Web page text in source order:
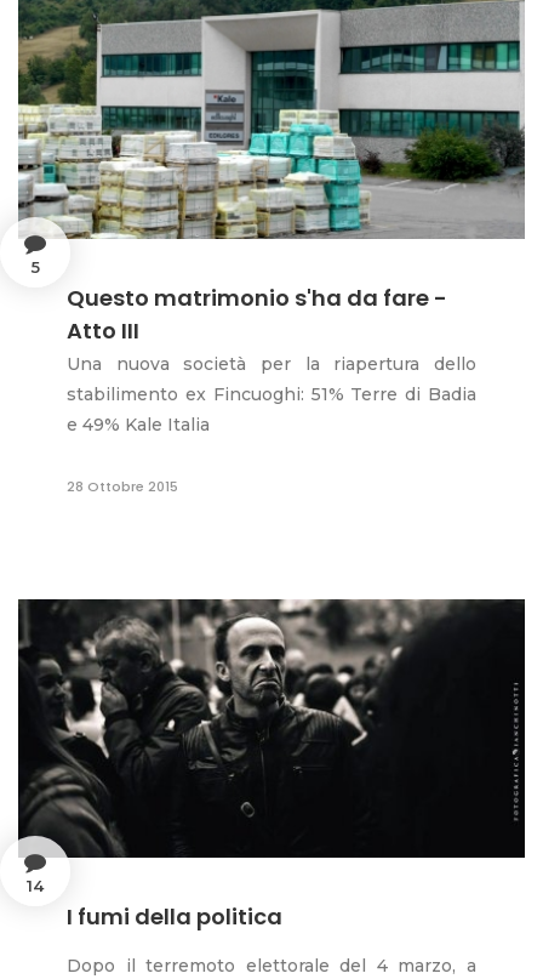
5
Questo matrimonio s'ha da fare -
Atto III
Una nuova società per la riapertura dello
stabilimento ex Fincuoghi: 51% Terre di Badia
e 49% Kale Italia
28 Ottobre 2015
14
I fumi della politica
Dopo il terremoto elettorale del 4 marzo, a